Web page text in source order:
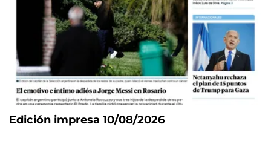
Edición impresa 10/08/2026